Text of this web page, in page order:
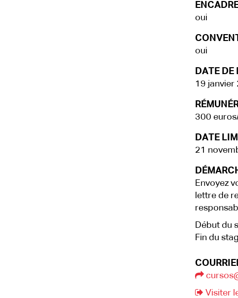
oui
oui
DATE DE
19 janvier
300
DATE
21
Envoyez
lettre de
Début du
Fin du
Visiter